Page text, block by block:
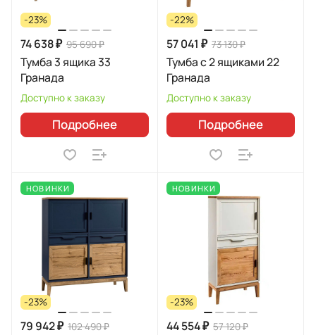
-23%
74 638 ₽ 95 690 ₽
Тумба 3 ящика 33
Гранада
Доступно к заказу
Подробнее
-22%
57 041 ₽ 73 130 ₽
Тумба с 2 ящиками 22
Гранада
Доступно к заказу
Подробнее
НОВИНКИ
-23%
79 942 ₽ 102 490 ₽
НОВИНКИ
-23%
44 554 ₽ 57 120 ₽